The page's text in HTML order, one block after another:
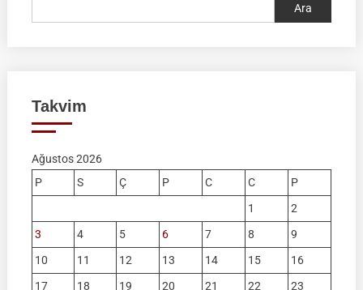
Ara
Takvim
Ağustos 2026
P
S Ç P C C
P
1
2
3
4 5 6 7 8
9
10
11 12 13 14 15
16
17
18 19 20 21 22
23